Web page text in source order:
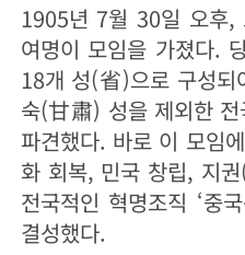
1905년 7월 30일 오후,
여명이 모임을 가졌다.
18개 성(省)으로 구성
숙(甘肅) 성을 제외한
파견했다. 바로 이 모임
화 회복, 민국 창립, 지
전국적인 혁명조직 ‘중
결성했다.